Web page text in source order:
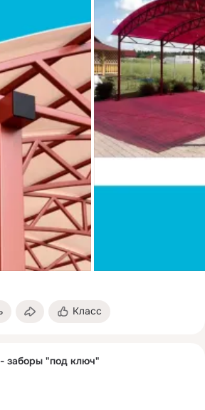
Класс
заборы "под ключ"